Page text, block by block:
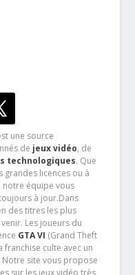
une source
de jeux vidéo, de
technologiques. Que
grandes licences ou à
notre équipe vous
à jour.Dans
des titres les plus
Les joueurs du
GTA VI (Grand Theft
culte avec un
site vous propose